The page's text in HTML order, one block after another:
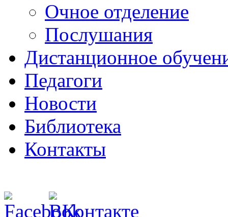
Очное отделение
Послушания
Дистанционное
Педагоги
Новости
Библиотека
Контакты